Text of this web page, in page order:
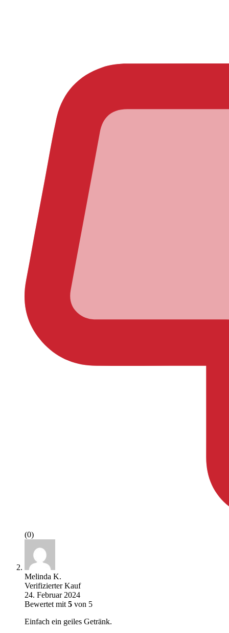
(0)
Melinda K.
Verifizierter Kauf
24. Februar 2024
Bewertet mit 5 von 5
Einfach ein geiles Getränk.